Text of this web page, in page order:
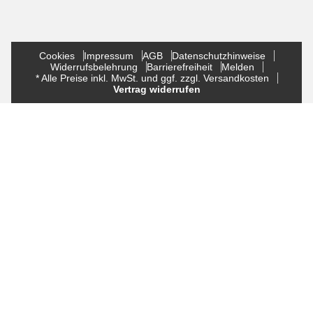
Cookies Impressum AGB
Datenschutzhinweise
Widerrufsbelehrung
Barrierefreiheit
Melden
* Alle Preise inkl. MwSt. und ggf. zzgl. Versandkosten
Vertrag widerrufen